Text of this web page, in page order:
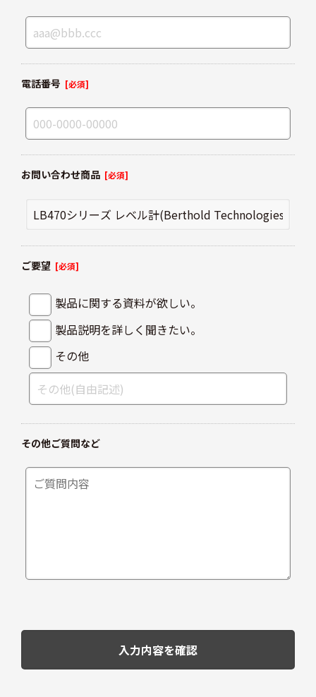
電話番号 [必須]
お問い合わせ商品 [必須]
ご要望 [必須]
製品に関する資料が欲しい。
製品説明を詳しく聞きたい。
その他
その他ご質問など